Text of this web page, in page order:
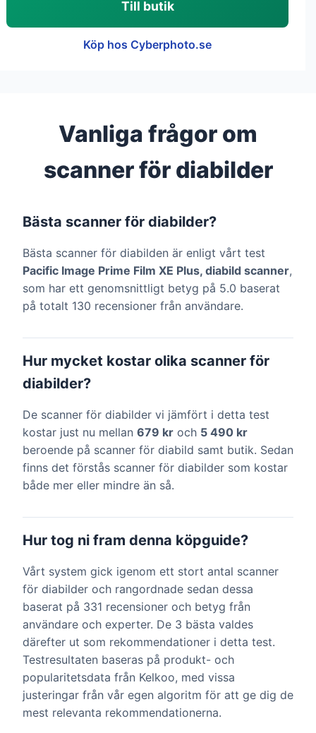
Till butik
Köp hos Cyberphoto.se
Vanliga frågor om
scanner för diabilder
Bästa scanner för diabilder?
Bästa scanner för diabilden är enligt vårt test
Pacific Image Prime Film XE Plus, diabild scanner,
som har ett genomsnittligt betyg på 5.0 baserat
på totalt 130 recensioner från användare.
Hur mycket kostar olika scanner för
diabilder?
De scanner för diabilder vi jämfört i detta test
kostar just nu mellan 679 kr och 5 490 kr
beroende på scanner för diabild samt butik. Sedan
finns det förstås scanner för diabilder som kostar
både mer eller mindre än så.
Hur tog ni fram denna köpguide?
Vårt system gick igenom ett stort antal scanner
för diabilder och rangordnade sedan dessa
baserat på 331 recensioner och betyg från
användare och experter. De 3 bästa valdes
därefter ut som rekommendationer i detta test.
Testresultaten baseras på produkt- och
popularitetsdata från Kelkoo, med vissa
justeringar från vår egen algoritm för att ge dig de
mest relevanta rekommendationerna.